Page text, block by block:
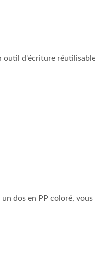
outil d'écriture
dos en PP coloré,